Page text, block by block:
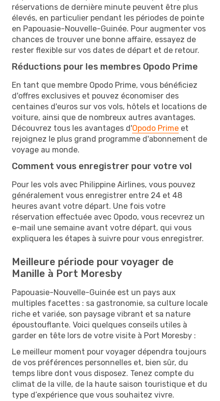
réservations de dernière minute peuvent être plus
élevés, en particulier pendant les périodes de pointe
en Papouasie-Nouvelle-Guinée. Pour augmenter vos
chances de trouver une bonne affaire, essayez de
rester flexible sur vos dates de départ et de retour.
Réductions pour les membres Opodo Prime
En tant que membre Opodo Prime, vous bénéficiez
d'offres exclusives et pouvez économiser des
centaines d'euros sur vos vols, hôtels et locations de
voiture, ainsi que de nombreux autres avantages.
Découvrez tous les avantages d'Opodo Prime et
rejoignez le plus grand programme d'abonnement de
voyage au monde.
Comment vous enregistrer pour votre vol
Pour les vols avec Philippine Airlines, vous pouvez
généralement vous enregistrer entre 24 et 48
heures avant votre départ. Une fois votre
réservation effectuée avec Opodo, vous recevrez un
e-mail une semaine avant votre départ, qui vous
expliquera les étapes à suivre pour vous enregistrer.
Meilleure période pour voyager de
Manille à Port Moresby
Papouasie-Nouvelle-Guinée est un pays aux
multiples facettes : sa gastronomie, sa culture locale
riche et variée, son paysage vibrant et sa nature
époustouflante. Voici quelques conseils utiles à
garder en tête lors de votre visite à Port Moresby :
Le meilleur moment pour voyager dépendra toujours
de vos préférences personnelles et, bien sûr, du
temps libre dont vous disposez. Tenez compte du
climat de la ville, de la haute saison touristique et du
type d’expérience que vous souhaitez vivre.